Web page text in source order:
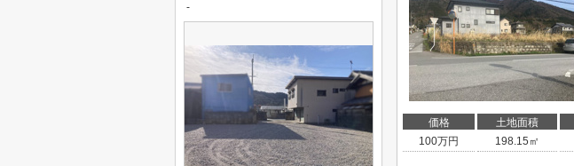
価格 土地面積
100万円 198.15㎡
-